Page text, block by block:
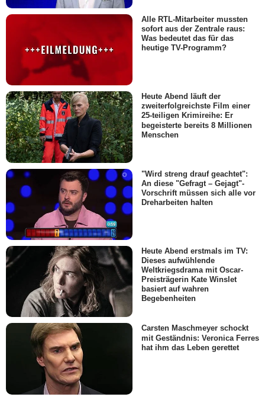
Alle RTL-Mitarbeiter mussten
sofort aus der Zentrale raus:
Was bedeutet das für das
heutige TV-Programm?
Heute Abend läuft der
zweiterfolgreichste Film einer
25-teiligen Krimireihe: Er
begeisterte bereits 8 Millionen
Menschen
"Wird streng drauf geachtet":
An diese "Gefragt – Gejagt"-
Vorschrift müssen sich alle vor
Dreharbeiten halten
Heute Abend erstmals im TV:
Dieses aufwühlende
Weltkriegsdrama mit Oscar-
Preisträgerin Kate Winslet
basiert auf wahren
Begebenheiten
Carsten Maschmeyer schockt
mit Geständnis: Veronica Ferres
hat ihm das Leben gerettet